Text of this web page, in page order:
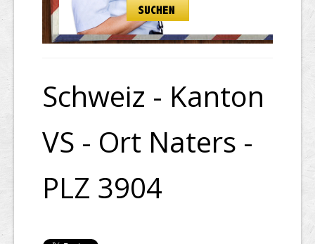
Schweiz - Kanton
VS - Ort Naters -
PLZ 3904